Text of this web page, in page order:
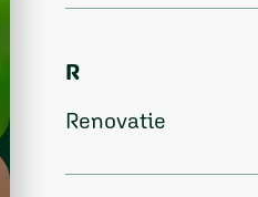
R
Renovatie